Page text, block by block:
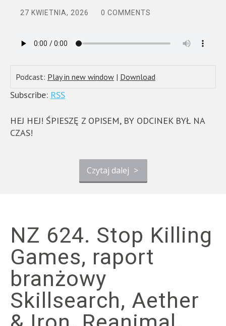
27 KWIETNIA, 2026 0 COMMENTS
Podcast: Play in new window | Download
Subscribe: RSS
HEJ HEJ! ŚPIESZĘ Z OPISEM, BY ODCINEK BYŁ NA
CZAS!
Czytaj dalej >
NZ 624. Stop Killing
Games, raport
branżowy
Skillsearch, Aether